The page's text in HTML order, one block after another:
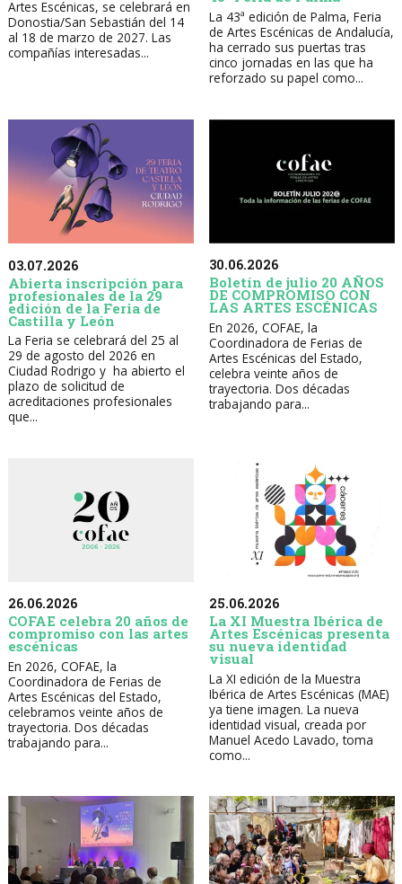
Artes Escénicas, se celebrará en
Donostia/San Sebastián del 14
al 18 de marzo de 2027. Las
compañías interesadas...
La 43ª edición de Palma, Feria
de Artes Escénicas de Andalucía,
ha cerrado sus puertas tras
cinco jornadas en las que ha
reforzado su papel como...
03.07.2026
Abierta inscripción para
profesionales de la 29
edición de la Feria de
Castilla y León
La Feria se celebrará del 25 al
29 de agosto del 2026 en
Ciudad Rodrigo y ha abierto el
plazo de solicitud de
acreditaciones profesionales
que...
30.06.2026
Boletín de julio 20 AÑOS
DE COMPROMISO CON
LAS ARTES ESCÉNICAS
En 2026, COFAE, la
Coordinadora de Ferias de
Artes Escénicas del Estado,
celebra veinte años de
trayectoria. Dos décadas
trabajando para...
26.06.2026
COFAE celebra 20 años de
compromiso con las artes
escénicas
En 2026, COFAE, la
Coordinadora de Ferias de
Artes Escénicas del Estado,
celebramos veinte años de
trayectoria. Dos décadas
trabajando para...
25.06.2026
La XI Muestra Ibérica de
Artes Escénicas presenta
su nueva identidad
visual
La XI edición de la Muestra
Ibérica de Artes Escénicas (MAE)
ya tiene imagen. La nueva
identidad visual, creada por
Manuel Acedo Lavado, toma
como...